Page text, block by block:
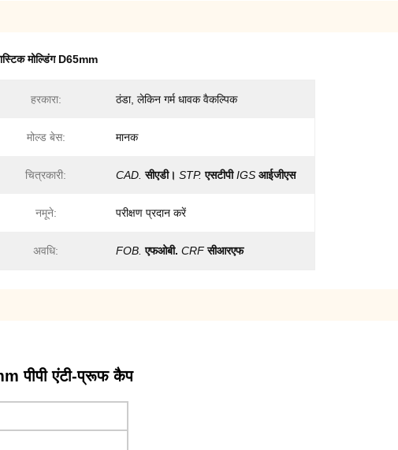
मोल्डिंग D65mm
हरकारा: ठंडा, लेकिन गर्म धावक वैकल्पिक
मोल्ड बेस: मानक
चित्रकारी: CAD. सीएडी। STP. एसटीपी IGS आईजीएस
नमूने: परीक्षण प्रदान करें
अवधि: FOB. एफओबी. CRF सीआरएफ
पीपी एंटी-प्रूफ कैप